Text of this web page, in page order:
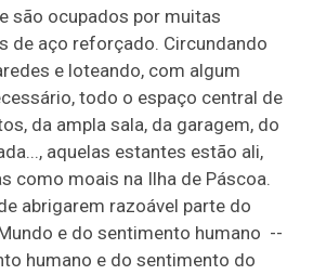
são ocupados por muitas
de aço reforçado. Circundando
e loteando, com algum
todo o espaço central de
da ampla sala, da garagem, do
aquelas estantes estão ali,
como moais na Ilha de Páscoa.
abrigarem razoável parte do
e do sentimento humano --
humano e do sentimento do